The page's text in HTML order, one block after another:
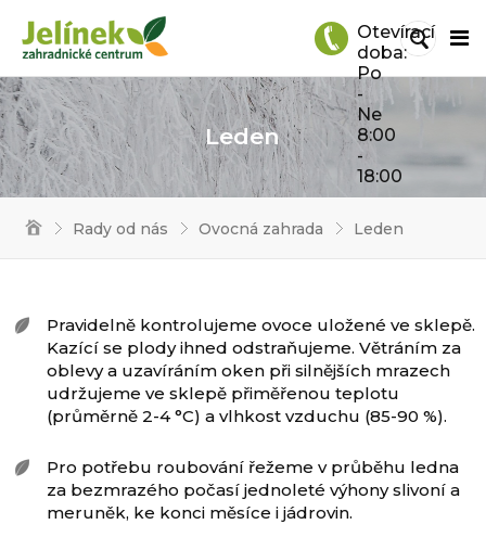
Otevírací
doba:
Po
-
Ne
8:00
-
18:00
Leden
Rady od nás Ovocná zahrada Leden
Pravidelně kontrolujeme ovoce uložené ve sklepě.
Kazící se plody ihned odstraňujeme. Větráním za
oblevy a uzavíráním oken při silnějších mrazech
udržujeme ve sklepě přiměřenou teplotu
(průměrně 2-4 °C) a vlhkost vzduchu (85-90 %).
Pro potřebu roubování řežeme v průběhu ledna
za bezmrazého počasí jednoleté výhony slivoní a
meruněk, ke konci měsíce i jádrovin.